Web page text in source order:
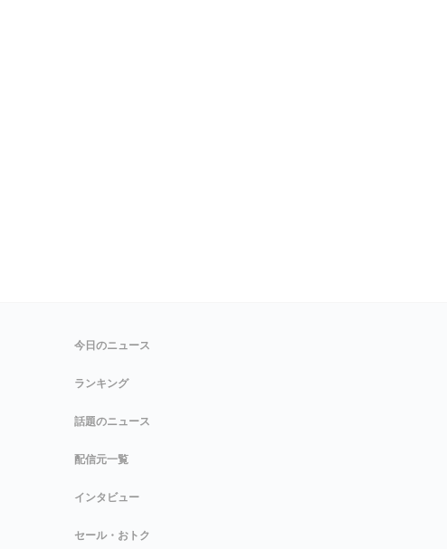
今日のニュース
ランキング
話題のニュース
配信元一覧
インタビュー
セール・おトク